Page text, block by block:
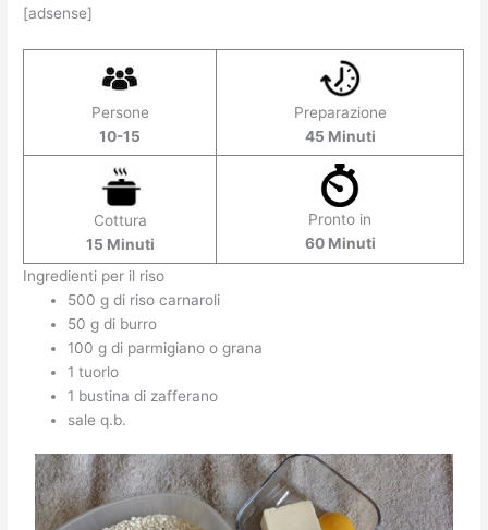
[adsense]
Persone
10-15
Preparazione
45 Minuti
Cottura
15 Minuti
Pronto in
60 Minuti
Ingredienti per il riso
500 g di riso carnaroli
50 g di burro
100 g di parmigiano o grana
1 tuorlo
1 bustina di zafferano
sale q.b.